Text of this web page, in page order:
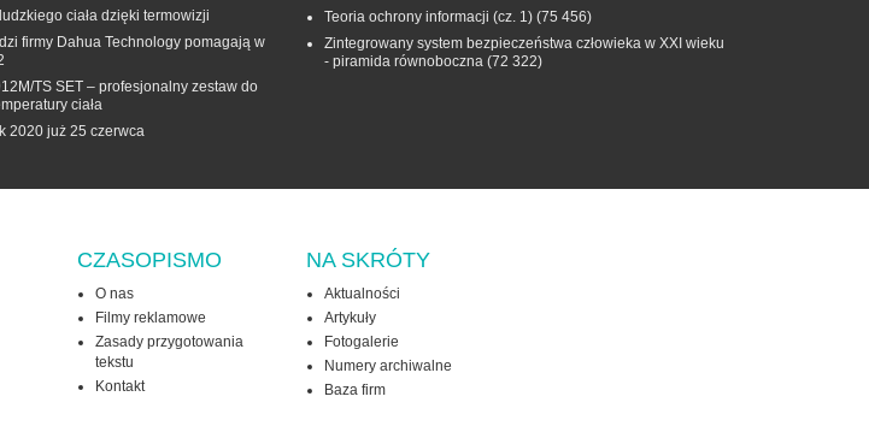
ciała dzięki termowizji
firmy Dahua Technology pomagają w
TS SET – profesjonalny zestaw do
ciała
2020 już 25 czerwca
Teoria ochrony informacji (cz. 1) (75 456)
Zintegrowany system bezpieczeństwa człowieka w XXI wieku
- piramida równoboczna (72 322)
CZASOPISMO
O nas
Filmy reklamowe
Zasady przygotowania
tekstu
Kontakt
NA SKRÓTY
Aktualności
Artykuły
Fotogalerie
Numery archiwalne
Baza firm